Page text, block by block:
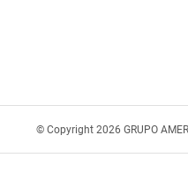
© Copyright 2026 GRUPO